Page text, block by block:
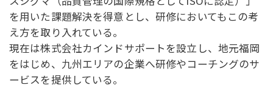
を用いた課題解決を得意とし、研修においてもこの考
え方を取り入れている。
現在は株式会社カインドサポートを設立し、地元福岡
をはじめ、九州エリアの企業へ研修やコーチングのサ
ービスを提供している。